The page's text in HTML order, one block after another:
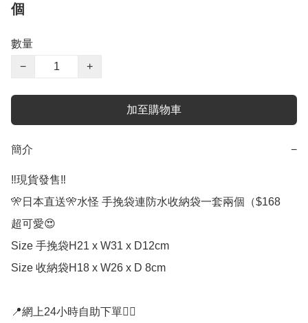
個
數量
−
+
加至購物車
簡介 −
‼️現貨發售‼️
🎌日本直送🎌水怪 手挽袋連防水收納袋一套兩個（$168
超可愛😍
Size 手挽袋H21 x W31 x D12cm
Size 收納袋H18 x W26 x D 8cm
📍網上24小時自助下單👍🏻